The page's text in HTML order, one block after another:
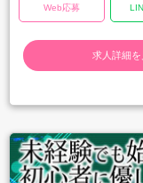
Web応募
求人詳細を